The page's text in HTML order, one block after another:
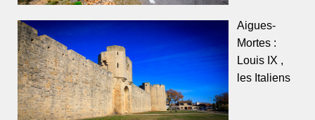
Aigues-
Mortes :
Louis IX ,
les Italiens